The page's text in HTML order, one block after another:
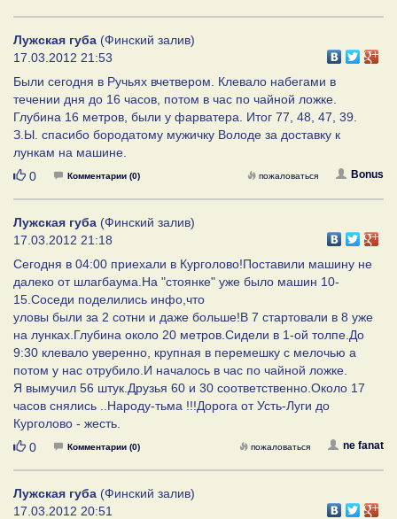
Лужская губа (Финский залив)
17.03.2012 21:53
Были сегодня в Ручьях вчетвером. Клевало набегами в
течении дня до 16 часов, потом в час по чайной ложке.
Глубина 16 метров, были у фарватера. Итог 77, 48, 47, 39.
З.Ы. спасибо бородатому мужичку Володе за доставку к
лункам на машине.
Нравится
0 Комментарии (0) Bonus
пожаловаться
Лужская губа (Финский залив)
17.03.2012 21:18
Сегодня в 04:00 приехали в Курголово!Поставили машину не
далеко от шлагбаума.На "стоянке" уже было машин 10-
15.Соседи поделились инфо,что
уловы были за 2 сотни и даже больше!В 7 стартовали в 8 уже
на лунках.Глубина около 20 метров.Сидели в 1-ой толпе.До
9:30 клевало уверенно, крупная в перемешку с мелочью а
потом у нас отрубило.И началось в час по чайной ложке.
Я вымучил 56 штук.Друзья 60 и 30 соответственно.Около 17
часов снялись ..Народу-тьма !!!Дорога от Усть-Луги до
Курголово - жесть.
Нравится
0 Комментарии (0) ne fanat
пожаловаться
Лужская губа (Финский залив)
17.03.2012 20:51